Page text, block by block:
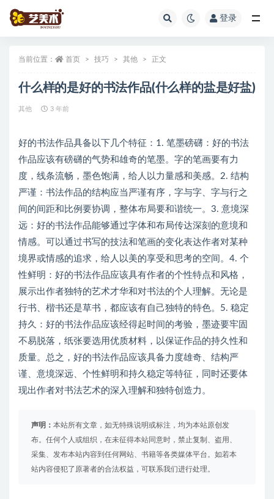
登录
当前位置： 首页 技巧 其他 正文
什么样的是好的书法作品(什么样的盐是好盐)
其他 3 年前
好的书法作品具备以下几个特征：1. 笔墨磅礴：好的书法
作品应该有磅礴的气势和雄奇的笔墨。字的笔画要有力
度，线条流畅，墨色饱满，给人以力量感和美感。2. 结构
严谨：书法作品的结构应当严谨有序，字与字、字与行之
间的间距和比例要协调，整体布局要和谐统一。3. 意境深
远：好的书法作品能够通过字体和布局传达深刻的意境和
情感。可以通过书写的技法和笔画的变化表达作者对某种
境界或情感的追求，给人以美的享受和思考的空间。4. 个
性鲜明：好的书法作品应该具有作者的个性特点和风格，
展示出作者独特的艺术才华和对书法的个人理解。无论是
行书、楷书还是草书，都应该有自己独特的特色。5. 稳定
持久：好的书法作品应该经得起时间的考验，墨迹要牢固
不易脱落，纸张要选用优质材料，以保证作品的持久性和
质量。总之，好的书法作品应该具备力度雄奇、结构严
谨、意境深远、个性鲜明和持久稳定等特征，同时还要体
现出作者对书法艺术的深入理解和独特创造力。
声明： 本站所有文章，如无特殊说明或标注，均为本站原创发
布。任何个人或组织，在未征得本站同意时，禁止复制、盗用、
采集、发布本站内容到任何网站、书籍等各类媒体平台。如若本
站内容侵犯了原著者的合法权益，可联系我们进行处理。